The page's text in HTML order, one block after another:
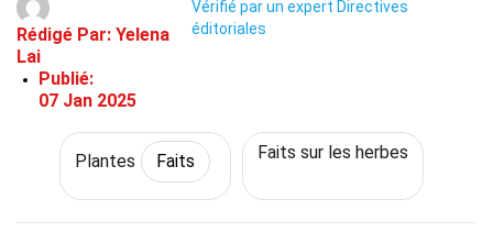
Rédigé Par: Yelena
Lai
Publié:
07 Jan 2025
Vérifié par un expert Directives
éditoriales
Plantes Faits Faits sur les herbes